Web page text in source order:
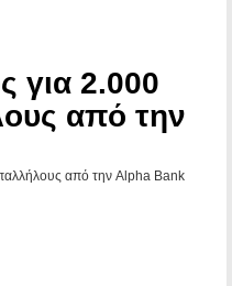
για 2.000
από την